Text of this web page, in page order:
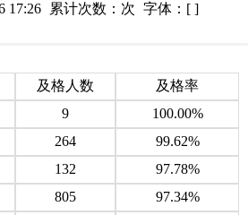
17:26 累计次数：次 字体：[ ]
及格人数
及格率
9
100.00%
264
99.62%
132
97.78%
805
97.34%